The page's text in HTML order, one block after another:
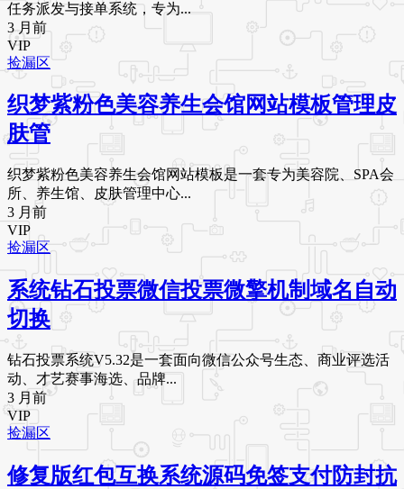
任务派发与接单系统，专为...
3 月前
VIP
捡漏区
织梦紫粉色美容养生会馆网站模板管理皮
肤管
织梦紫粉色美容养生会馆网站模板是一套专为美容院、SPA会
所、养生馆、皮肤管理中心...
3 月前
VIP
捡漏区
系统钻石投票微信投票微擎机制域名自动
切换
钻石投票系统V5.32是一套面向微信公众号生态、商业评选活
动、才艺赛事海选、品牌...
3 月前
VIP
捡漏区
修复版红包互换系统源码免签支付防封抗